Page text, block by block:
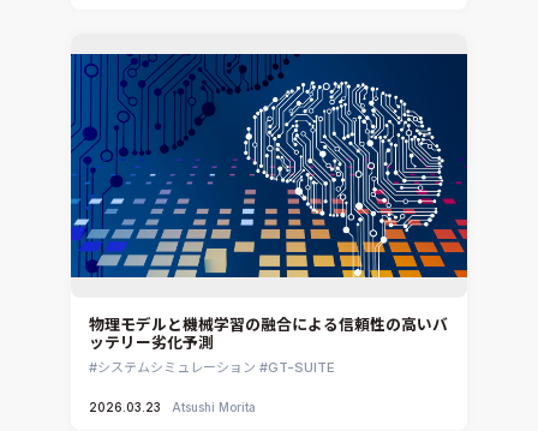
物理モデルと機械学習の融合による信頼性の高いバ
ッテリー劣化予測
システムシミュレーション GT-SUITE
2026.03.23 Atsushi Morita